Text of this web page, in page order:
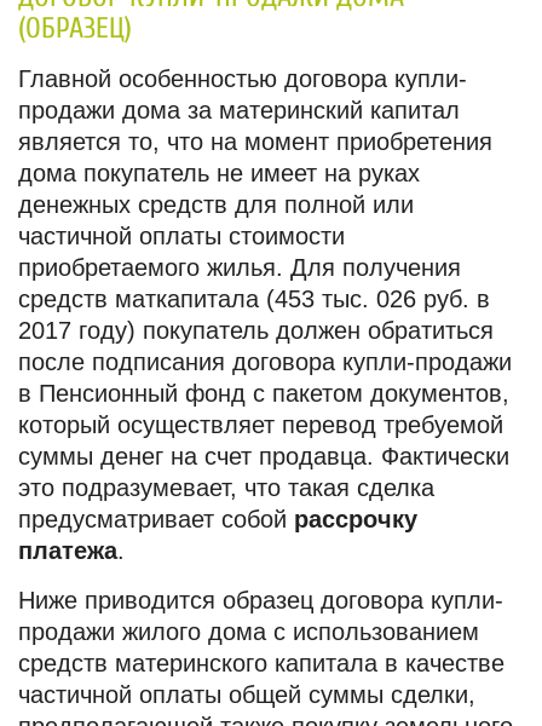
(ОБРАЗЕЦ)
Главной особенностью договора купли-
продажи дома за материнский капитал
является то, что на момент приобретения
дома покупатель не имеет на руках
денежных средств для полной или
частичной оплаты стоимости
приобретаемого жилья. Для получения
средств маткапитала (453 тыс. 026 руб. в
2017 году) покупатель должен обратиться
после подписания договора купли-продажи
в Пенсионный фонд с пакетом документов,
который осуществляет перевод требуемой
суммы денег на счет продавца. Фактически
это подразумевает, что такая сделка
предусматривает собой рассрочку
платежа.
Ниже приводится образец договора купли-
продажи жилого дома с использованием
средств материнского капитала в качестве
частичной оплаты общей суммы сделки,